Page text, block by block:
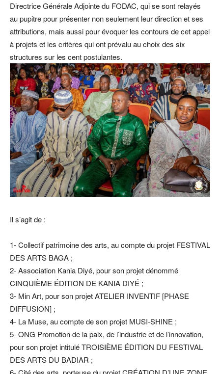
Directrice Générale Adjointe du FODAC, qui se sont relayés
au pupitre pour présenter non seulement leur direction et ses
attributions, mais aussi pour évoquer les contours de cet appel
à projets et les critères qui ont prévalu au choix des six
structures sur les cent postulantes.
Il s’agit de :
1- Collectif patrimoine des arts, au compte du projet FESTIVAL
DES ARTS BAGA ;
2- Association Kania Diyé, pour son projet dénommé
CINQUIÈME ÉDITION DE KANIA DIYÉ ;
3- Min Art, pour son projet ATELIER INVENTIF [PHASE
DIFFUSION] ;
4- La Muse, au compte de son projet MUSI-SHINE ;
5- ONG Promotion de la paix, de l’industrie et de l’innovation,
pour son projet intitulé TROISIÈME ÉDITION DU FESTIVAL
DES ARTS DU BADIAR ;